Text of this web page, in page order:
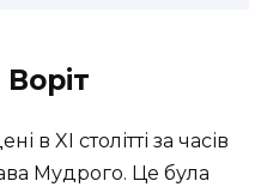
в XI столітті за часів
Мудрого. Це була